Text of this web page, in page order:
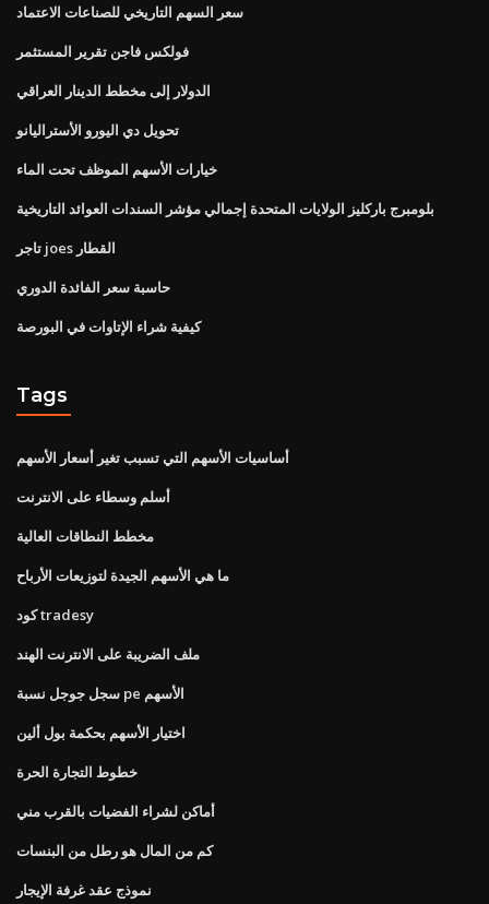
سعر السهم التاريخي للصناعات الاعتماد
فولكس فاجن تقرير المستثمر
الدولار إلى مخطط الدينار العراقي
تحويل دي اليورو الأستراليانو
خيارات الأسهم الموظف تحت الماء
بلومبرج باركليز الولايات المتحدة إجمالي مؤشر السندات العوائد التاريخية
تاجر joes القطار
حاسبة سعر الفائدة الدوري
كيفية شراء الإتاوات في البورصة
Tags
أساسيات الأسهم التي تسبب تغير أسعار الأسهم
أسلم وسطاء على الانترنت
مخطط النطاقات العالية
ما هي الأسهم الجيدة لتوزيعات الأرباح
كود tradesy
ملف الضريبة على الانترنت الهند
سجل جوجل نسبة pe الأسهم
اختيار الأسهم بحكمة بول ألين
خطوط التجارة الحرة
أماكن لشراء الفضيات بالقرب مني
كم من المال هو رطل من البنسات
نموذج عقد غرفة الإيجار